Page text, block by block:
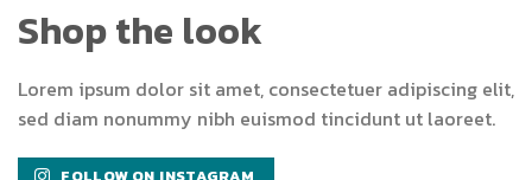
Shop the look
Lorem ipsum dolor sit amet, consectetuer adipiscing elit,
sed diam nonummy nibh euismod tincidunt ut laoreet.